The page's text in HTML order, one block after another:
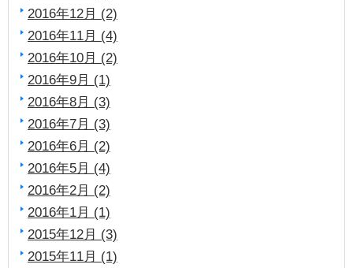
2016年12月 (2)
2016年11月 (4)
2016年10月 (2)
2016年9月 (1)
2016年8月 (3)
2016年7月 (3)
2016年6月 (2)
2016年5月 (4)
2016年2月 (2)
2016年1月 (1)
2015年12月 (3)
2015年11月 (1)